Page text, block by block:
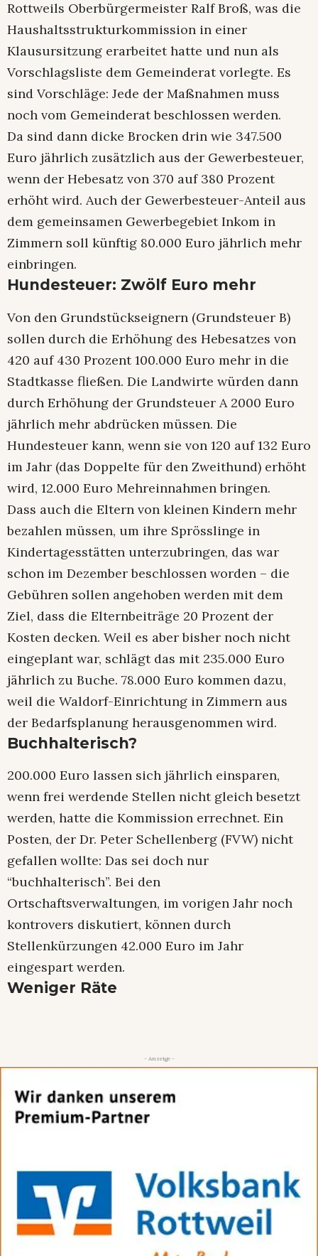
Rottweils Oberbürgermeister Ralf Broß, was die
Haushaltsstrukturkommission in einer
Klausursitzung erarbeitet hatte und nun als
Vorschlagsliste dem Gemeinderat vorlegte. Es
sind Vorschläge: Jede der Maßnahmen muss
noch vom Gemeinderat beschlossen werden.
Da sind dann dicke Brocken drin wie 347.500
Euro jährlich zusätzlich aus der Gewerbesteuer,
wenn der Hebesatz von 370 auf 380 Prozent
erhöht wird. Auch der Gewerbesteuer-Anteil aus
dem gemeinsamen Gewerbegebiet Inkom in
Zimmern soll künftig 80.000 Euro jährlich mehr
einbringen.
Hundesteuer: Zwölf Euro mehr
Von den Grundstückseignern (Grundsteuer B)
sollen durch die Erhöhung des Hebesatzes von
420 auf 430 Prozent 100.000 Euro mehr in die
Stadtkasse fließen. Die Landwirte würden dann
durch Erhöhung der Grundsteuer A 2000 Euro
jährlich mehr abdrücken müssen. Die
Hundesteuer kann, wenn sie von 120 auf 132 Euro
im Jahr (das Doppelte für den Zweithund) erhöht
wird, 12.000 Euro Mehreinnahmen bringen.
Dass auch die Eltern von kleinen Kindern mehr
bezahlen müssen, um ihre Sprösslinge in
Kindertagesstätten unterzubringen, das war
schon im Dezember beschlossen worden – die
Gebühren sollen angehoben werden mit dem
Ziel, dass die Elternbeiträge 20 Prozent der
Kosten decken. Weil es aber bisher noch nicht
eingeplant war, schlägt das mit 235.000 Euro
jährlich zu Buche. 78.000 Euro kommen dazu,
weil die Waldorf-Einrichtung in Zimmern aus
der Bedarfsplanung herausgenommen wird.
Buchhalterisch?
200.000 Euro lassen sich jährlich einsparen,
wenn frei werdende Stellen nicht gleich besetzt
werden, hatte die Kommission errechnet. Ein
Posten, der Dr. Peter Schellenberg (FVW) nicht
gefallen wollte: Das sei doch nur
“buchhalterisch”. Bei den
Ortschaftsverwaltungen, im vorigen Jahr noch
kontrovers diskutiert, können durch
Stellenkürzungen 42.000 Euro im Jahr
eingespart werden.
Weniger Räte
- Anzeige -